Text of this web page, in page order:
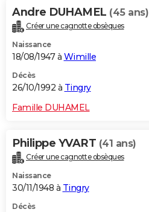
Andre DUHAMEL (45 ans)
Créer une cagnotte obsèques
Naissance
18/08/1947 à Wimille
Décès
26/10/1992 à Tingry
Famille DUHAMEL
Philippe YVART (41 ans)
Créer une cagnotte obsèques
Naissance
30/11/1948 à Tingry
Décès